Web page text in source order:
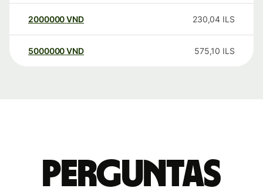
2000000VND 230,04 ILS
5000000VND 575,10 ILS
Perguntas